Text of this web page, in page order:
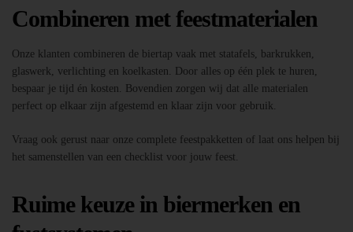
Combineren met feestmaterialen
Onze klanten combineren de biertap vaak met statafels, barkrukken,
glaswerk, verlichting en koelkasten. Door alles op één plek te huren,
bespaar je tijd én kosten. Bovendien zorgen wij dat alle materialen
perfect op elkaar zijn afgestemd en klaar zijn voor gebruik.
Vraag ook gerust naar onze complete feestpakketten of laat ons helpen bij
het samenstellen van een checklist voor jouw feest.
Ruime keuze in biermerken en